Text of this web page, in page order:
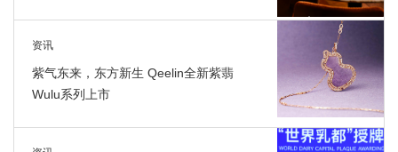
资讯
紫气东来，东方新生 Qeelin全新紫翡
Wulu系列上市